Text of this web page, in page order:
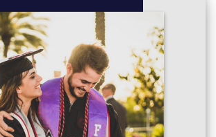
periods
periods
periods – either Italian or Japanese
periods
periods – choose 2 from Studio Arts, Art,